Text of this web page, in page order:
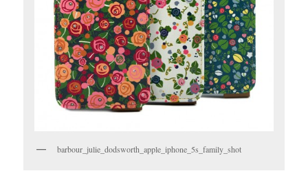
barbour_julie_dodsworth_apple_iphone_5s_family_shot